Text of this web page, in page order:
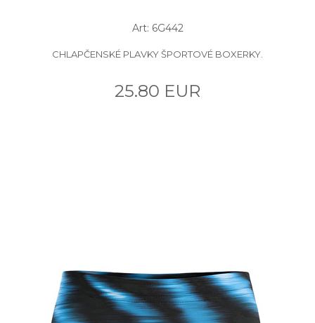
Art: 6G442
CHLAPČENSKÉ PLAVKY ŠPORTOVÉ BOXERKY.
25.80 EUR